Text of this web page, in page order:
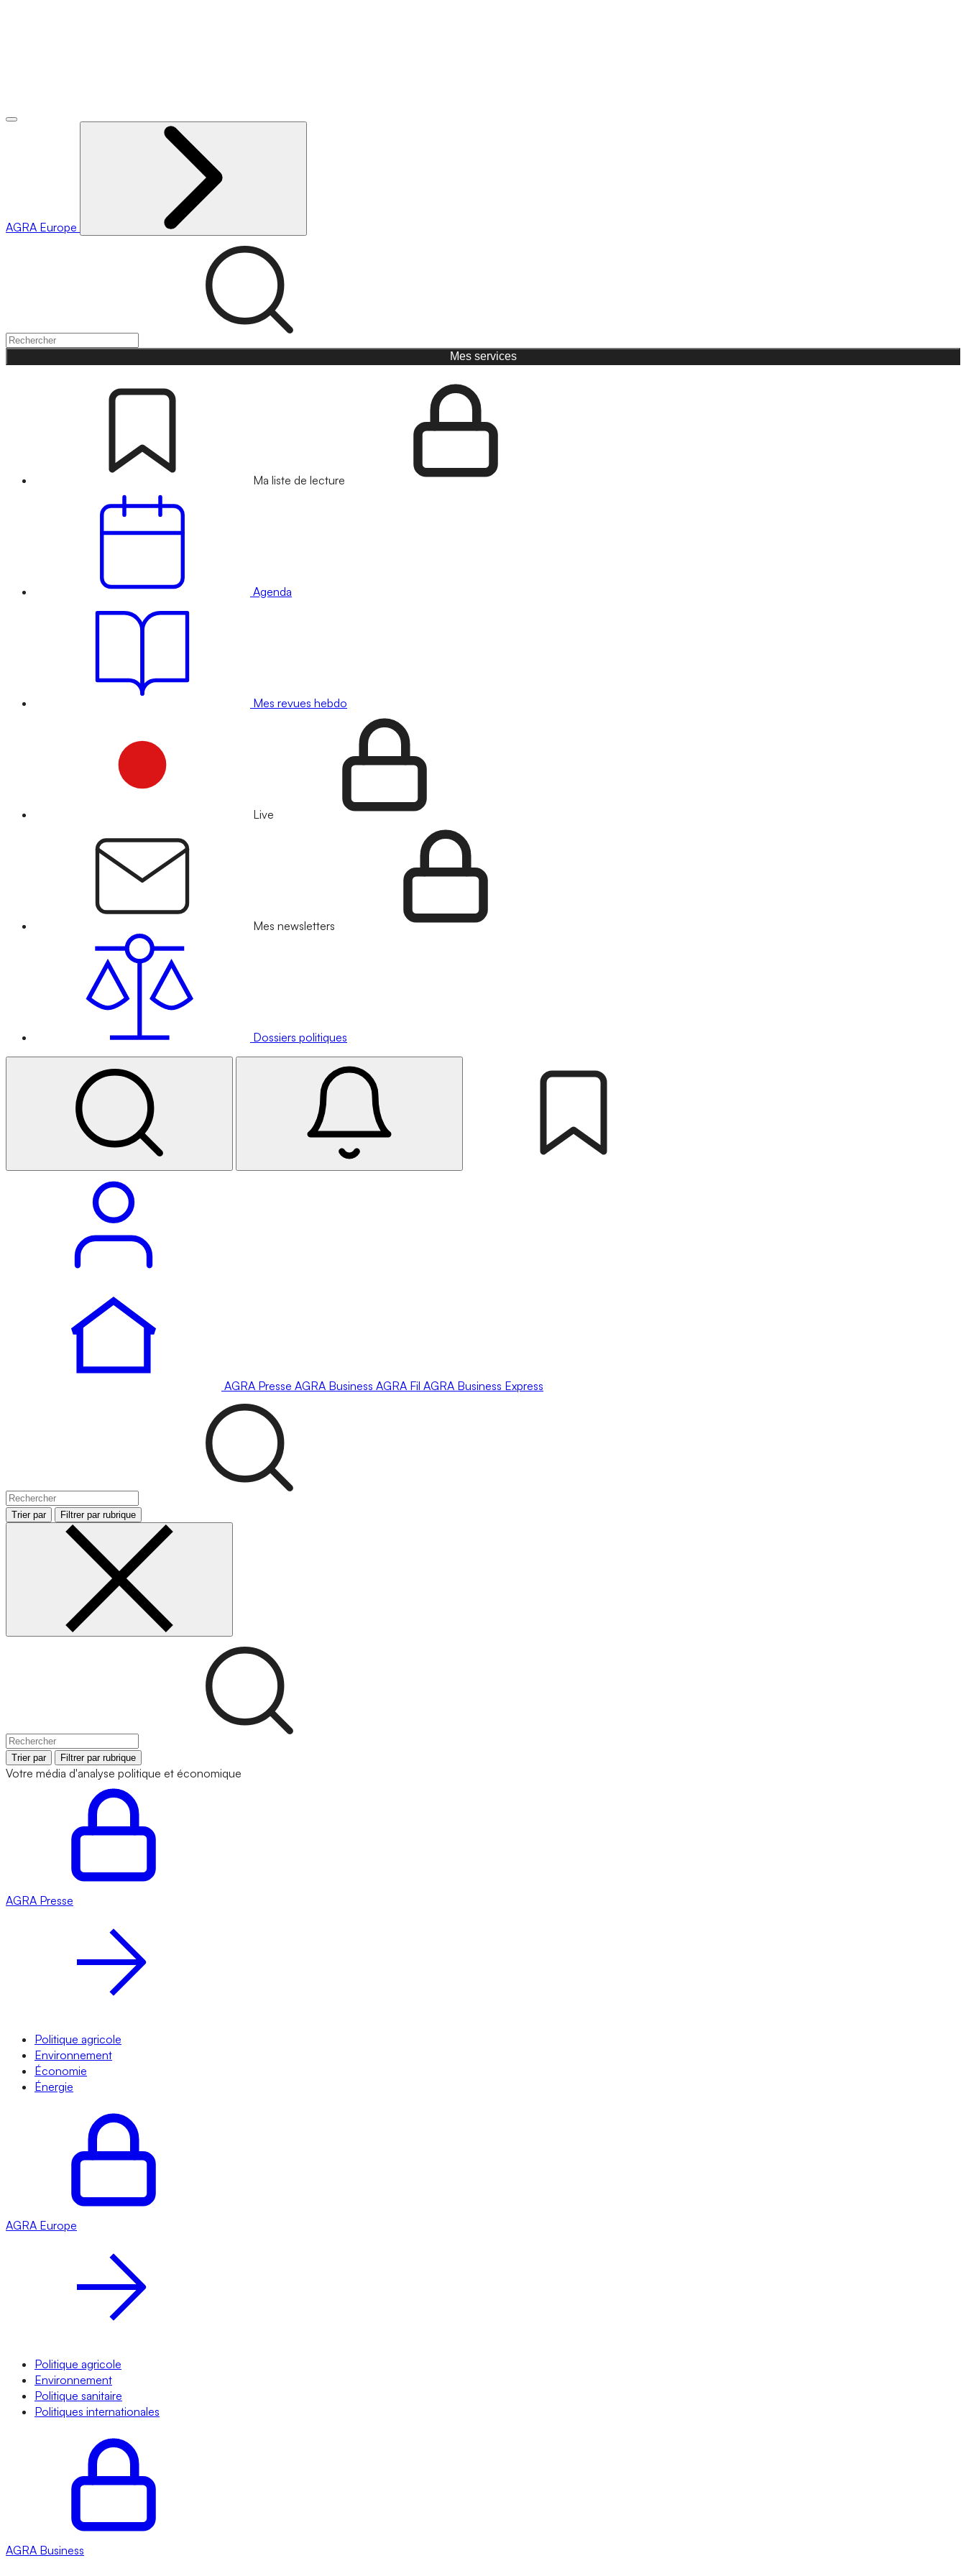
AGRA Europe
Mes services
Ma liste de lecture
Agenda
Mes revues hebdo
Live
Mes newsletters
Dossiers politiques
AGRA Presse AGRA Business AGRA Fil AGRA Business Express
Trier par Filtrer par rubrique
Trier par Filtrer par rubrique
Votre média d'analyse politique et économique
AGRA Presse
Politique agricole
Environnement
Économie
Énergie
AGRA Europe
Politique agricole
Environnement
Politique sanitaire
Politiques internationales
AGRA Business